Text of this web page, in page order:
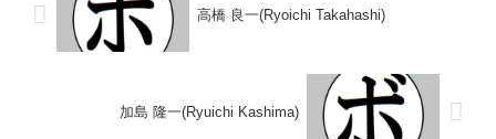
高橋 良一(Ryoichi Takahashi)
加島 隆一(Ryuichi Kashima)